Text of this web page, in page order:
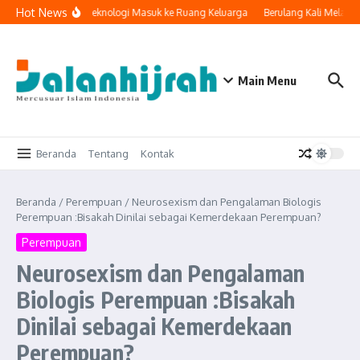
Lewati ke konten
Hot NewsKetika Teknologi Masuk ke Ruang Keluarga Berulang Kali
Main Menu
Beranda Tentang Kontak
Beranda / Perempuan / Neurosexism dan Pengalaman Biologis
Perempuan :Bisakah Dinilai sebagai Kemerdekaan Perempuan?
Perempuan
Neurosexism dan Pengalaman
Biologis Perempuan :Bisakah
Dinilai sebagai Kemerdekaan
Perempuan?